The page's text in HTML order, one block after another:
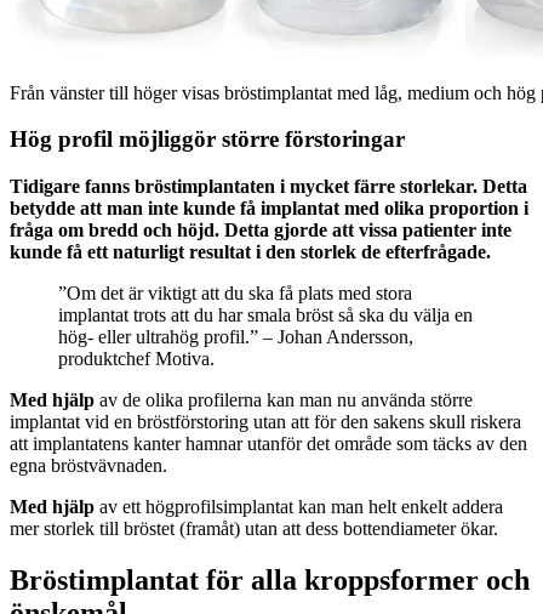
Från vänster till höger visas bröstimplantat med låg, medium och
Hög profil möjliggör större förstoringar
Tidigare fanns bröstimplantaten i mycket färre storlekar. Detta
betydde att man inte kunde få implantat med olika proportion i
fråga om bredd och höjd. Detta gjorde att vissa patienter inte
kunde få ett naturligt resultat i den storlek de efterfrågade.
”Om det är viktigt att du ska få plats med stora
implantat trots att du har smala bröst så ska du välja en
hög- eller ultrahög profil.” – Johan Andersson,
produktchef Motiva.
Med hjälp av de olika profilerna kan man nu använda större
implantat vid en bröstförstoring utan att för den sakens skull riskera
att implantatens kanter hamnar utanför det område som täcks av den
egna bröstvävnaden.
Med hjälp av ett högprofilsimplantat kan man helt enkelt addera
mer storlek till bröstet (framåt) utan att dess bottendiameter ökar.
Bröstimplantat för alla kroppsformer och